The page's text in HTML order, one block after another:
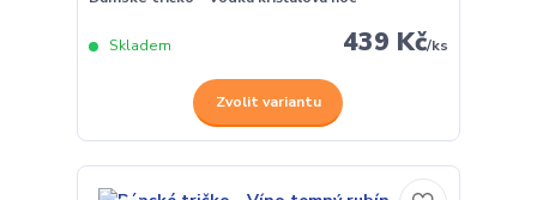
439 Kč/ks
Skladem
Zvolit variantu